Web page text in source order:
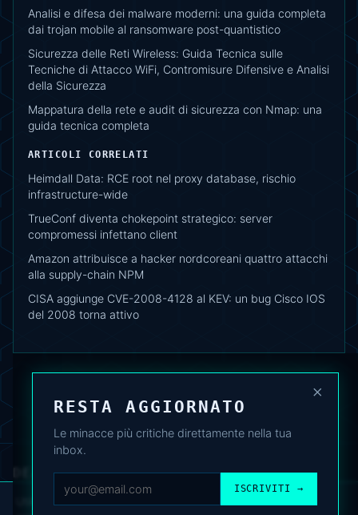
Analisi e difesa dei malware moderni: una guida completa
dai trojan mobile al ransomware post-quantistico
Sicurezza delle Reti Wireless: Guida Tecnica sulle
Tecniche di Attacco WiFi, Contromisure Difensive e Analisi
della Sicurezza
Mappatura della rete e audit di sicurezza con Nmap: una
guida tecnica completa
ARTICOLI CORRELATI
Heimdall Data: RCE root nel proxy database, rischio
infrastructure-wide
TrueConf diventa chokepoint strategico: server
compromessi infettano client
Amazon attribuisce a hacker nordcoreani quattro attacchi
alla supply-chain NPM
CISA aggiunge CVE-2008-4128 al KEV: un bug Cisco IOS
del 2008 torna attivo
×
RESTA AGGIORNATO
Le minacce più critiche direttamente nella tua
inbox.
ISCRIVITI →
DEAFNEWS
CHI SIAMO·ARCHIVIO ·FAQ PRIVACY·COOKIE POLICY
CONTATTI